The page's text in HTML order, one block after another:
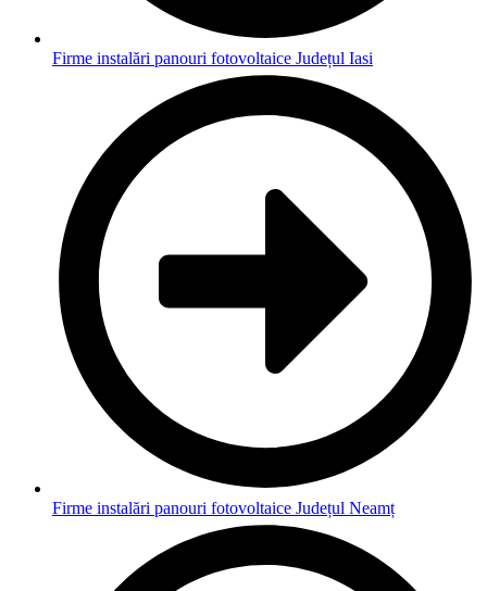
Firme instalări panouri fotovoltaice Județul Iasi
Firme instalări panouri fotovoltaice Județul Neamț